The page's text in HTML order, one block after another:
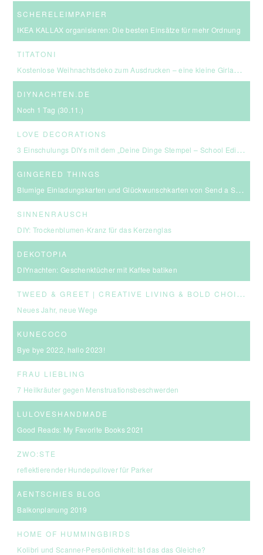
SCHERELEIMPAPIER
IKEA KALLAX organisieren: Die besten Einsätze für mehr Ordnung
TITATONI
Kostenlose Weihnachtsdeko zum Ausdrucken – eine kleine Girlande für euer Zuhause ☆
DIYNACHTEN.DE
Noch 1 Tag (30.11.)
LOVE DECORATIONS
3 Einschulungs DIYs mit dem „Deine Dinge Stempel – School Edition“ #BackToSchool + Gewinnspiel
GINGERED THINGS
Blumige Einladungskarten und Glückwunschkarten von Send a Smile
SINNENRAUSCH
DIY: Trockenblumen-Kranz für das Kerzenglas
DEKOTOPIA
DIYnachten: Geschenktücher mit Kaffee batiken
T
WEED & GREET | CREATIVE LIVING & BOLD CHOICES
Neues Jahr, neue Wege
KUNECOCO
Bye bye 2022, hallo 2023!
FRAU LIEBLING
7 Heilkräuter gegen Menstruationsbeschwerden
LULOVESHANDMADE
Good Reads: My Favorite Books 2021
ZWO:STE
reflektierender Hundepullover für Parker
AENTSCHIES BLOG
Balkonplanung 2019
HOME OF HUMMINGBIRDS
Kolibri und Scanner-Persönlichkeit: Ist das das Gleiche?